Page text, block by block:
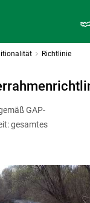
Richtlinie
GAP-
gesamtes